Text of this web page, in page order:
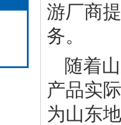
游厂商
务。
随着
产品实
为山东